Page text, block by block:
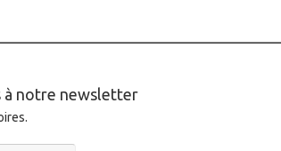
à notre newsletter